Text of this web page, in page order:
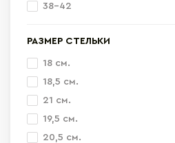
38-42
24-28
41-44
43-46
26-29
РАЗМЕР СТЕЛЬКИ
18 см.
18,5 см.
21 см.
19,5 см.
20,5 см.